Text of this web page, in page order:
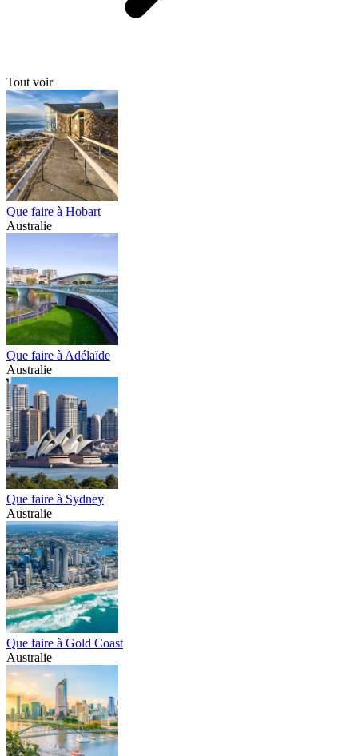
Tout voir
Que faire à Hobart
Australie
Que faire à Adélaïde
Australie
Que faire à Sydney
Australie
Que faire à Gold Coast
Australie